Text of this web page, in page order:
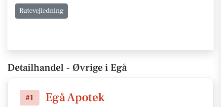
Rutevejledning
Detailhandel - Øvrige i Egå
#1 Egå Apotek